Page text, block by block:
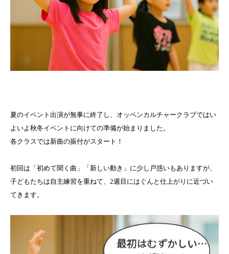
夏のイベント出演が無事に終了し、オッペンカルチャークラブではい
よいよ秋冬イベントに向けての準備が始まりました。
各クラスでは新曲の振付がスタート！
初回は「初めて聞く曲」「新しい動き」に少し戸惑いもありますが、
子どもたちは自主練習を重ねて、2週目にはぐんと仕上がりに近づい
てきます。